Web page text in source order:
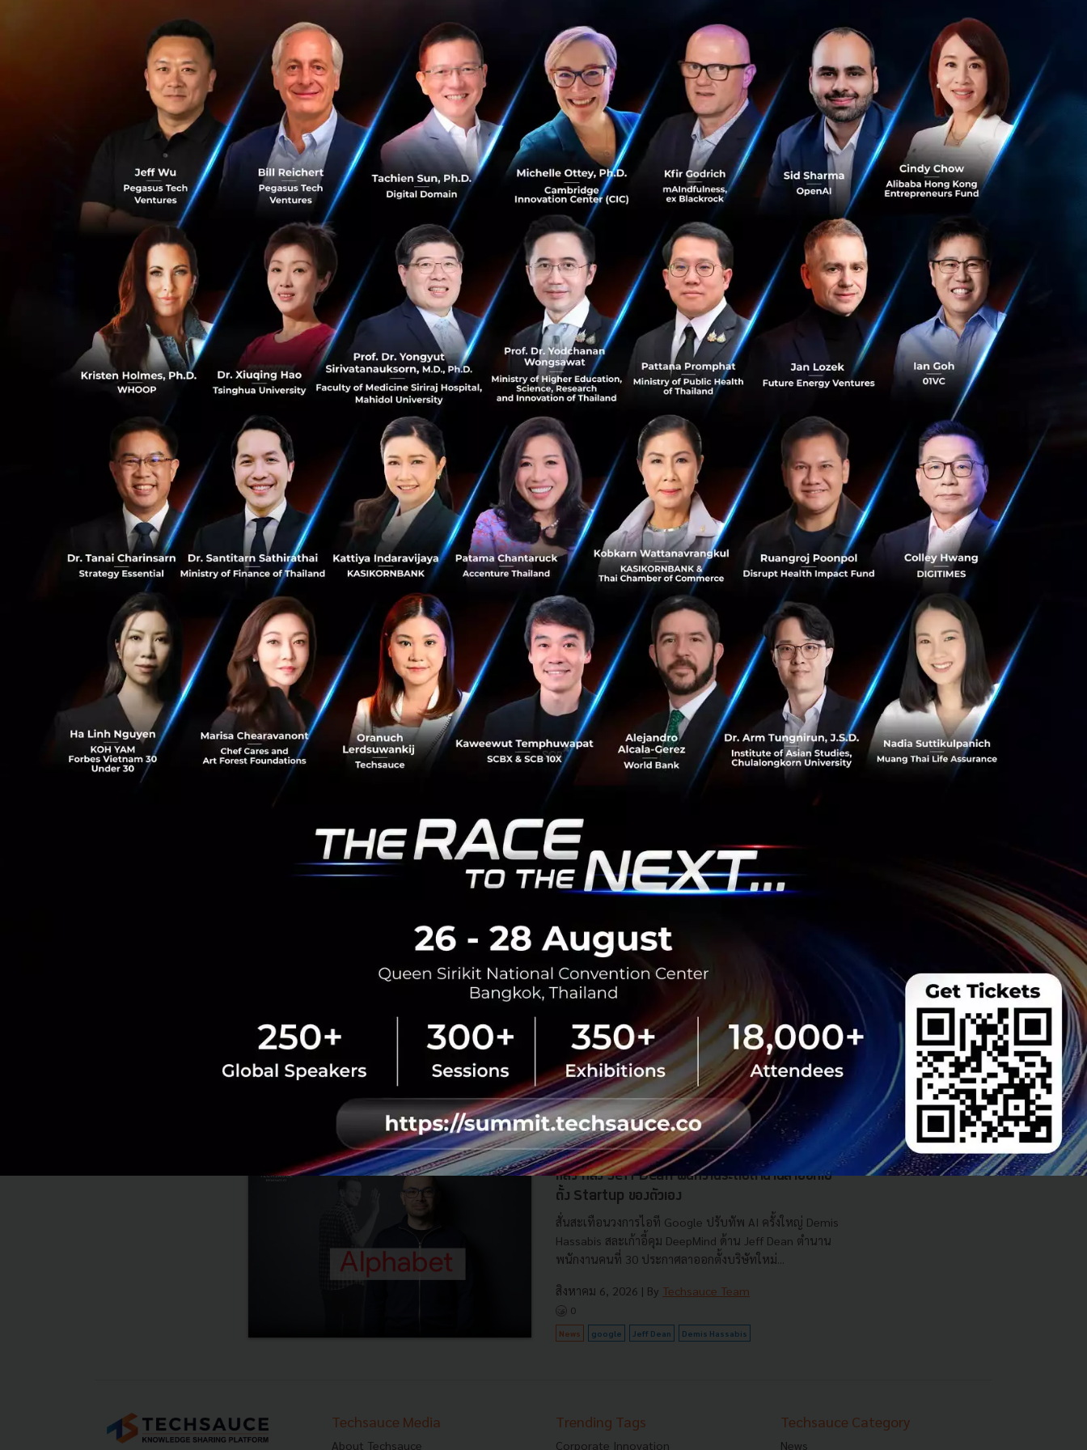
0
0
เงื่อนไขใช้รถไฟฟ้าฟรี 22 กันยา 66
สำหรับรถไฟฟ้า BTS
จักรยานพับได้ ฟรีตลอดทั้งวัน
จักรยานพับไม่ได้ ฟรี เวลา 6:00-6:30 และตั้งแต่ 22:00 - เวลาปิดบริการ
สำหรับรถไฟฟ้า MRT
จักรยานและสกู๊ตเตอร์พับได้ ฟรีตลอดทั้งวัน
สำหรับรถบัส BRT
ฟรีไม่มีเงื่อนไข (เส้นทางสาทร-ราชพฤกษ์)
สำหรับรถตุ๊กตุ๊กไฟฟ้า MuvMi
ฟรีพื้นที่สีลม สาทร นางลิ้นจี่
News BTS mrt
No comment
RELATED ARTICLE
3 เรื่องที่ประเทศไทยต้อง Focus สร้างคน–
นวัตกรรม–ปฏิรูประบบราชการ เพื่อยกระดับขีดความ
สามารถประเทศ
นายอนุทิน ชาญวีรกูล นายกรัฐมนตรีและรัฐมนตรีว่าการ
กระทรวงมหาดไทย กล่าวปาฐกถาพิเศษในหัวข้อ “ฝ่าวิกฤติ
สิงหาคม 6, 2026
0
News ประเทศไทย เศรษฐกิจไทย
ยั่งยืน คุมเข้มใช้พลังงาน ทรัพยากรน้ำ พร้อมตอบโจทย์
ชาติ และการจ้างงานไทย
บีโอไอขานรับระเบียบใหม่คุมดาต้าเซ็นเตอร์ตามมติ ครม.
เดินหน้ายกเครื่องเกณฑ์คัดกรองโครงการด้วย 4 มิติ พร้อม
เปิดข้อมูล 42 โครงการ ลงทุนรวม 7.5 แสนล้านบาท
ครอบคลุมประโยชน์ต่อประเทศ พลั...
สิงหาคม 6, 2026| ByTechsauce Team
0
News AI Cloud Data Center
Demis Hassabis ขึ้นคุม หัวเรือ AI ของ Alphabet
แล้ว หลัง Jeff Dean พนักงานระดับตำนานลาออกไป
ตั้ง Startup ของตัวเอง
สั่นสะเทือนวงการไอที Google ปรับทัพ AI ครั้งใหญ่ Demis
Hassabis สละเก้าอี้คุม DeepMind ด้าน Jeff Dean ตำนาน
พนักงานคนที่ 30 ประกาศลาออกตั้งบริษัทใหม่...
สิงหาคม 6, 2026 | By Techsauce Team
0
News google Jeff Dean Demis Hassabis
Techsauce Media
About Techsauce
Trending Tags
Corporate Innovation
Techsauce Category
News